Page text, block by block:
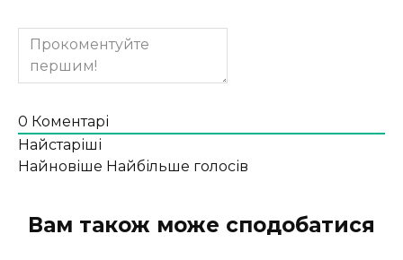
0 Коментарі
Найстаріші
Найновіше Найбільше голосів
Вам також може сподобатися